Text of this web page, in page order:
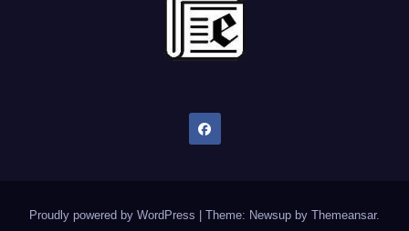
Proudly powered by WordPress Theme: Newsup by Themeansar.